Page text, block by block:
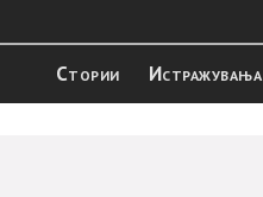
Стории Истражувањa